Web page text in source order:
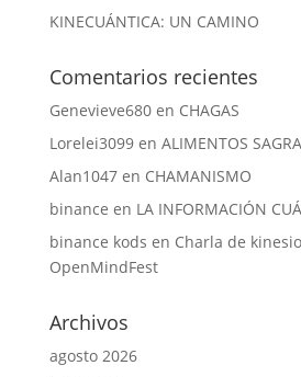
KINECUÁNTICA: UN CAMINO
Comentarios recientes
Genevieve680en CHAGAS
Lorelei3099en ALIMENTOS
Alan1047en CHAMANISMO
binance en LA INFORMACIÓN
binance kods en Charla de
OpenMindFest
Archivos
agosto 2026